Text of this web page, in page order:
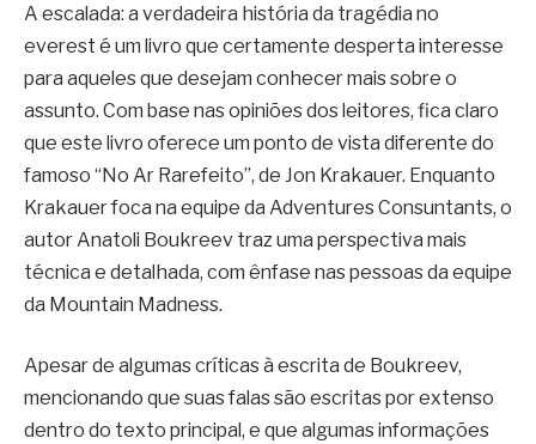
A escalada: a verdadeira história da tragédia no
everest é um livro que certamente desperta interesse
para aqueles que desejam conhecer mais sobre o
assunto. Com base nas opiniões dos leitores, fica claro
que este livro oferece um ponto de vista diferente do
famoso “No Ar Rarefeito”, de Jon Krakauer. Enquanto
Krakauer foca na equipe da Adventures Consuntants, o
autor Anatoli Boukreev traz uma perspectiva mais
técnica e detalhada, com ênfase nas pessoas da equipe
da Mountain Madness.
Apesar de algumas críticas à escrita de Boukreev,
mencionando que suas falas são escritas por extenso
dentro do texto principal, e que algumas informações